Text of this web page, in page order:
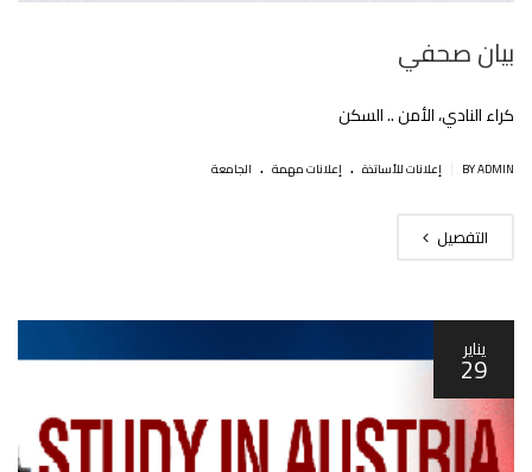
بيان صحفي
كراء النادي، الأمن .. السكن
BY ADMIN إعلانات للأساتذة . إعلانات مهمة . الجامعة
التفصيل
يناير
29